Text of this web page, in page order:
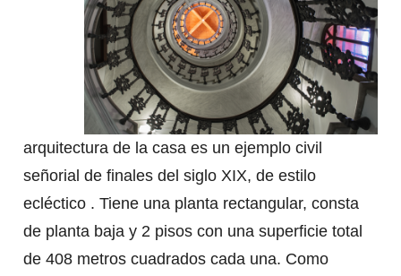
arquitectura de la casa es un ejemplo civil
señorial de finales del siglo XIX, de estilo
ecléctico . Tiene una planta rectangular, consta
de planta baja y 2 pisos con una superficie total
de 408 metros cuadrados cada una. Como